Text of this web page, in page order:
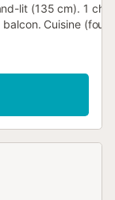
lit (135 cm). 1
Cuisine (four,
WC. Air-
linge, fer à
003193-70 // Reg.